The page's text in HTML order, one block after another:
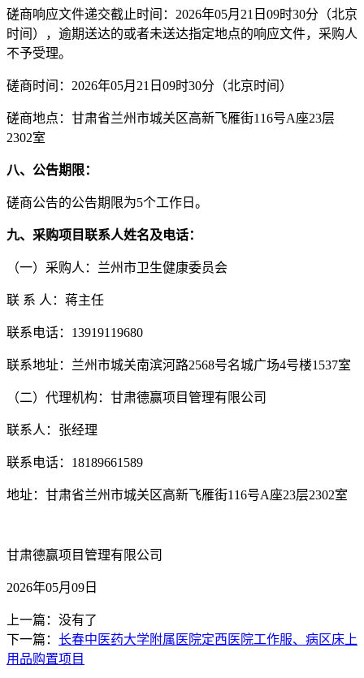
磋商响应文件递交截止时间： 2026年05月 21 日 09时30分（北京
时间），逾期送达的或者未送达指定地点的响应文件，采购人
不予受理。
磋商时间： 2026年05月 21 日 09时30分（北京时间）
磋商地点： 甘肃省兰州市城关区高新飞雁街116号A座23层
2302室
八、公告期限：
磋商公告的公告期限为5个工作日。
九、 采购项目联系人姓名及电话：
（一） 采购人： 兰州市卫生健康委员会
联 系 人： 蒋主任
联系电话： 13919119680
联系地址：兰州市城关南滨河路2568号名城广场4号楼1537室
（二） 代理机构：甘肃德赢项目管理有限公司
联系人： 张经理
联系电话： 18189661589
地址： 甘肃省兰州市城关区高新飞雁街116号A座23层2302室
甘肃德赢项目管理有限公司
2026年05月 09 日
上一篇：没有了
下一篇： 长春中医药大学附属医院定西医院工作服、病区床上
用品购置项目